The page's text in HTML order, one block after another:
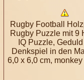
Rugby Football
Rugby Puzzle mit 9
IQ Puzzle,
Denkspiel in den
6,0 x 6,0 cm,